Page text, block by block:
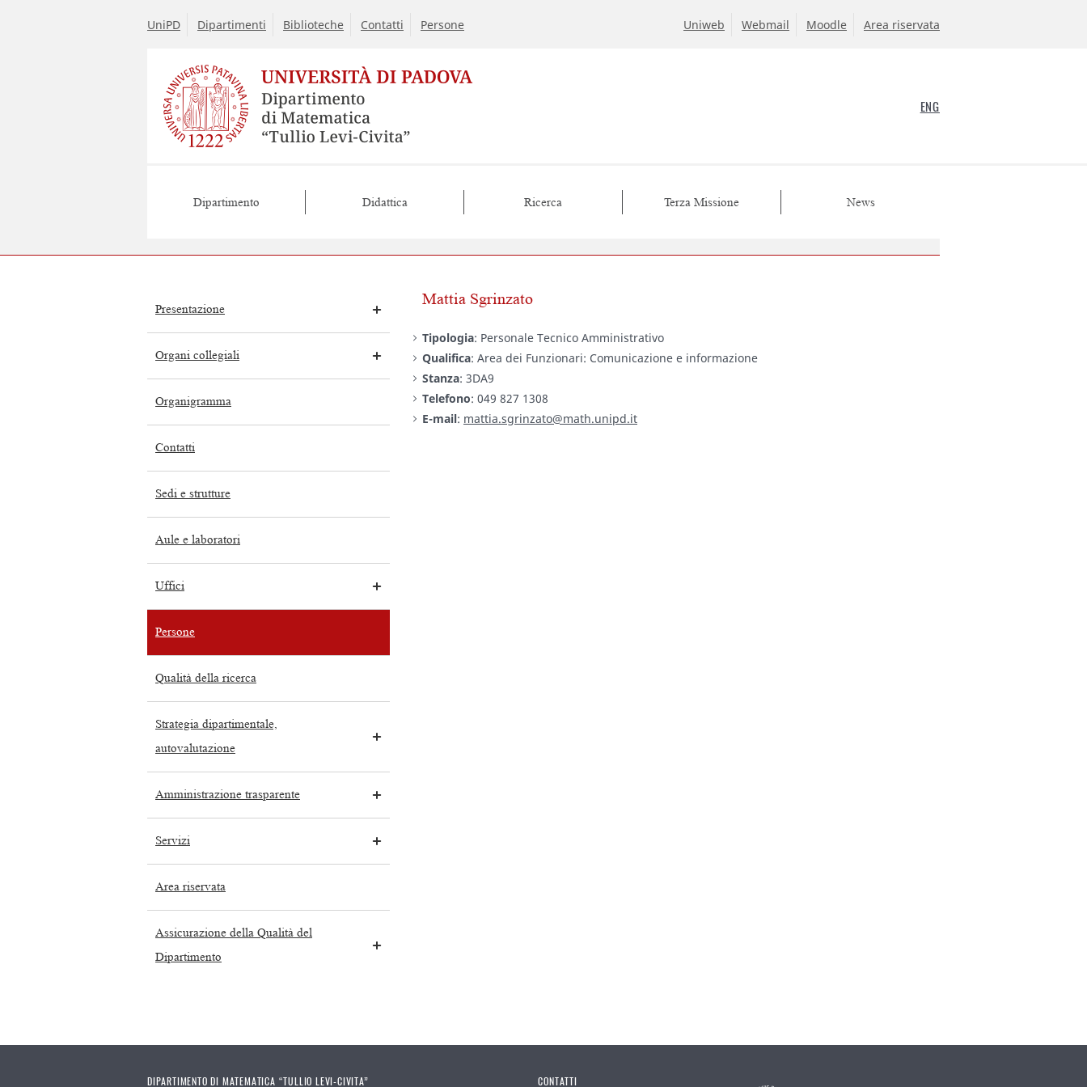
UniPD Dipartimenti Biblioteche Contatti Persone Uniweb Webmail Moodle Area riservata
ENG
Dipartimento Didattica Ricerca Terza Missione News
Presentazione
Organi collegiali
Organigramma
Contatti
Sedi e strutture
Aule e laboratori
Uffici
Persone
Qualità della ricerca
Strategia dipartimentale,
autovalutazione
Amministrazione trasparente
Servizi
Area riservata
Assicurazione della Qualità del
Dipartimento
Mattia Sgrinzato
Tipologia: Personale Tecnico Amministrativo
Qualifica: Area dei Funzionari: Comunicazione e informazione
Stanza: 3DA9
Telefono: 049 827 1308
E-mail: mattia.sgrinzato@math.unipd.it
DIPARTIMENTO DI MATEMATICA “TULLIO LEVI-CIVITA” CONTATTI